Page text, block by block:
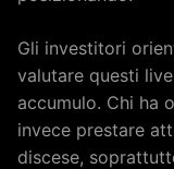
Gli investitori
valutare questi
accumulo. Chi ha
invece prestare
discese,